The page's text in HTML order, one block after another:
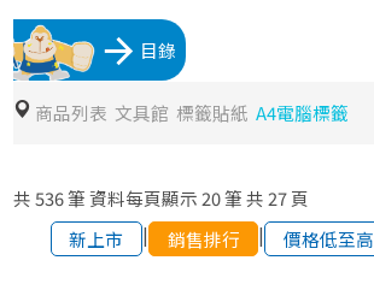
arrow_forward 目錄
商品列表 文具館 標籤貼紙 A4電腦標籤
共 536筆 資料每頁顯示 20筆 共 27頁
新上市
| 銷售排行 | 價格低至高